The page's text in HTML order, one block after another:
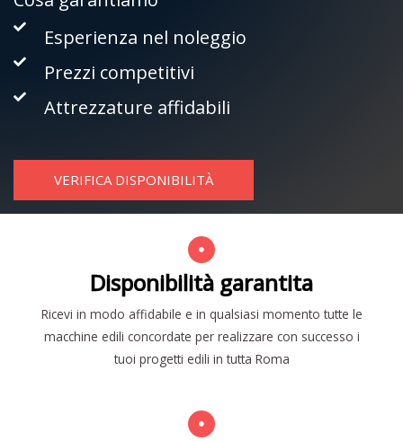
Esperienza nel noleggio
Prezzi competitivi
Attrezzature affidabili
VERIFICA DISPONIBILITÀ
Disponibilità garantita
Ricevi in modo affidabile e in qualsiasi momento tutte le
macchine edili concordate per realizzare con successo i
tuoi progetti edili in tutta Roma